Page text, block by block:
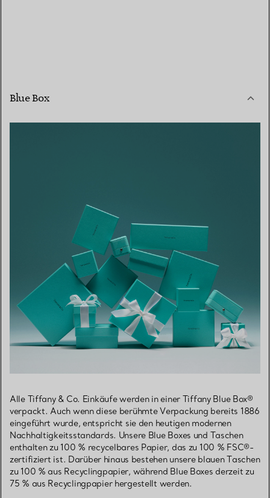
Blue Box
Alle Tiffany & Co. Einkäufe werden in einer Tiffany Blue Box®
verpackt. Auch wenn diese berühmte Verpackung bereits 1886
eingeführt wurde, entspricht sie den heutigen modernen
Nachhaltigkeitsstandards. Unsere Blue Boxes und Taschen
enthalten zu 100 % recycelbares Papier, das zu 100 % FSC®-
zertifiziert ist. Darüber hinaus bestehen unsere blauen Taschen
zu 100 % aus Recyclingpapier, während Blue Boxes derzeit zu
75 % aus Recyclingpapier hergestellt werden.